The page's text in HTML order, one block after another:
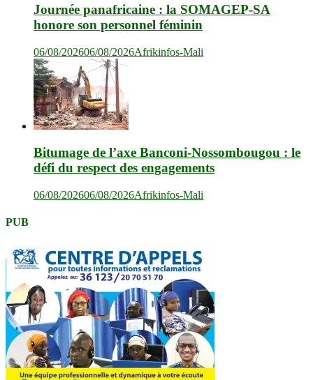
Journée panafricaine : la SOMAGEP-SA
honore son personnel féminin
06/08/202606/08/2026Afrikinfos-Mali
Bitumage de l’axe Banconi-Nossombougou : le
défi du respect des engagements
06/08/202606/08/2026Afrikinfos-Mali
PUB